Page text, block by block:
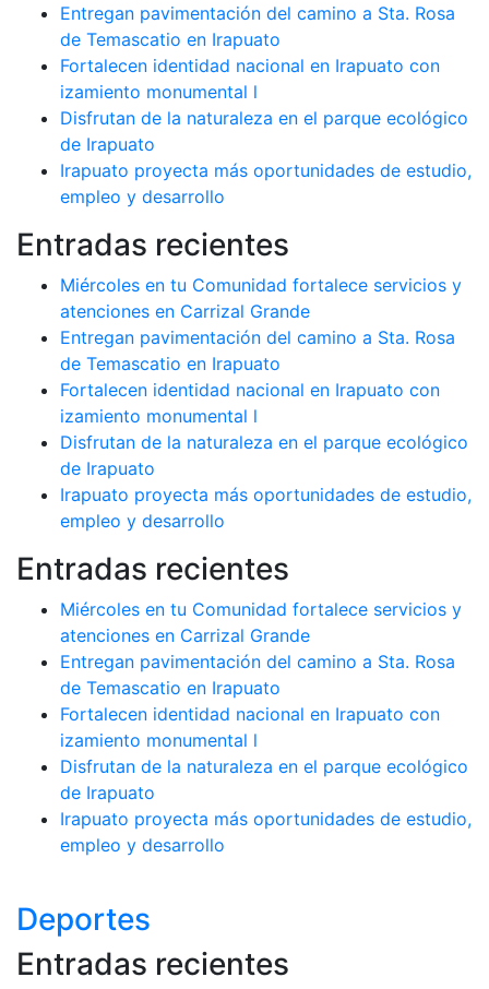
Entregan pavimentación del camino a Sta. Rosa
de Temascatio en Irapuato
Fortalecen identidad nacional en Irapuato con
izamiento monumental l
Disfrutan de la naturaleza en el parque ecológico
de Irapuato
Irapuato proyecta más oportunidades de estudio,
empleo y desarrollo
Entradas recientes
Miércoles en tu Comunidad fortalece servicios y
atenciones en Carrizal Grande
Entregan pavimentación del camino a Sta. Rosa
de Temascatio en Irapuato
Fortalecen identidad nacional en Irapuato con
izamiento monumental l
Disfrutan de la naturaleza en el parque ecológico
de Irapuato
Irapuato proyecta más oportunidades de estudio,
empleo y desarrollo
Entradas recientes
Miércoles en tu Comunidad fortalece servicios y
atenciones en Carrizal Grande
Entregan pavimentación del camino a Sta. Rosa
de Temascatio en Irapuato
Fortalecen identidad nacional en Irapuato con
izamiento monumental l
Disfrutan de la naturaleza en el parque ecológico
de Irapuato
Irapuato proyecta más oportunidades de estudio,
empleo y desarrollo
Deportes
Entradas recientes